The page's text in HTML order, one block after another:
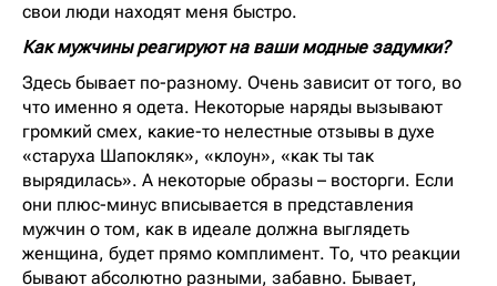
свои люди находят меня быстро.
Как мужчины реагируют на ваши модные задумки?
Здесь бывает по-разному. Очень зависит от того, во
что именно я одета. Некоторые наряды вызывают
громкий смех, какие-то нелестные отзывы в духе
«старуха Шапокляк», «клоун», «как ты так
вырядилась». А некоторые образы – восторги. Если
они плюс-минус вписывается в представления
мужчин о том, как в идеале должна выглядеть
женщина, будет прямо комплимент. То, что реакции
бывают абсолютно разными, забавно. Бывает,